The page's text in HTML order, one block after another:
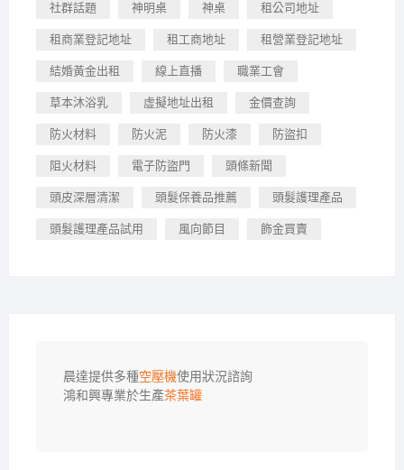
社群話題 神明桌 神桌 租公司地址
租商業登記地址 租工商地址 租營業登記地址
結婚黃金出租 線上直播 職業工會
草本沐浴乳 虛擬地址出租 金價查詢
防火材料 防火泥 防火漆 防盜扣
阻火材料 電子防盜門 頭條新聞
頭皮深層清潔 頭髮保養品推薦 頭髮護理產品
頭髮護理產品試用 風向節目 飾金買賣
晨達提供多種空壓機使用狀況諮詢
鴻和興專業於生產茶葉罐